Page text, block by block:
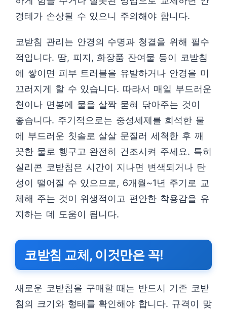
경테가 손상될 수 있으니 주의해야 합니다.
코받침 관리는 안경의 수명과 청결을 위해 필수
적입니다. 땀, 피지, 화장품 잔여물 등이 코받침
에 쌓이면 피부 트러블을 유발하거나 안경을 미
끄러지게 할 수 있습니다. 따라서 매일 부드러운
천이나 면봉에 물을 살짝 묻혀 닦아주는 것이
좋습니다. 주기적으로는 중성세제를 희석한 물
에 부드러운 칫솔로 살살 문질러 세척한 후 깨
끗한 물로 헹구고 완전히 건조시켜 주세요. 특히
실리콘 코받침은 시간이 지나면 변색되거나 탄
성이 떨어질 수 있으므로, 6개월~1년 주기로 교
체해 주는 것이 위생적이고 편안한 착용감을 유
지하는 데 도움이 됩니다.
코받침 교체, 이것만은 꼭!
새로운 코받침을 구매할 때는 반드시 기존 코받
침의 크기와 형태를 확인해야 합니다. 규격이 맞